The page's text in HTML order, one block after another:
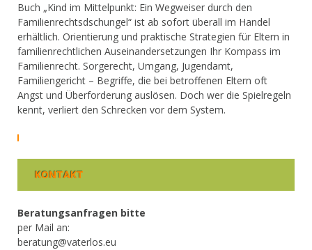
Buch „Kind im Mittelpunkt: Ein Wegweiser durch den
Familienrechtsdschungel“ ist ab sofort überall im Handel
erhältlich. Orientierung und praktische Strategien für Eltern in
familienrechtlichen Auseinandersetzungen Ihr Kompass im
Familienrecht. Sorgerecht, Umgang, Jugendamt,
Familiengericht – Begriffe, die bei betroffenen Eltern oft
Angst und Überforderung auslösen. Doch wer die Spielregeln
kennt, verliert den Schrecken vor dem System.
KONTAKT
Beratungsanfragen bitte
per Mail an:
beratung@vaterlos.eu